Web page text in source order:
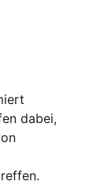
dabei,